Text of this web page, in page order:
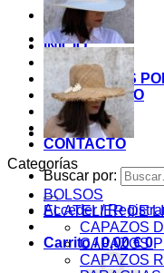
INICIO
TIENDA
MIS COSITAS
EL COMIENZO
BLOG
PAGOS
CONTACTO
Buscar por:
Acceder /
Carrito /0,00€ 0
Categorías
BOLSOS
EL ATELIER DE
CAPAZOS
CAPAZOS
CAPAZOS